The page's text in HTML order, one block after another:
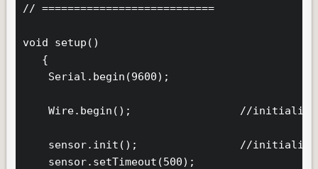
// ===========================
void setup()
   {
    Serial.begin(9600);
Wire.begin();                 //
sensor.init();                //
    sensor.setTimeout(500);